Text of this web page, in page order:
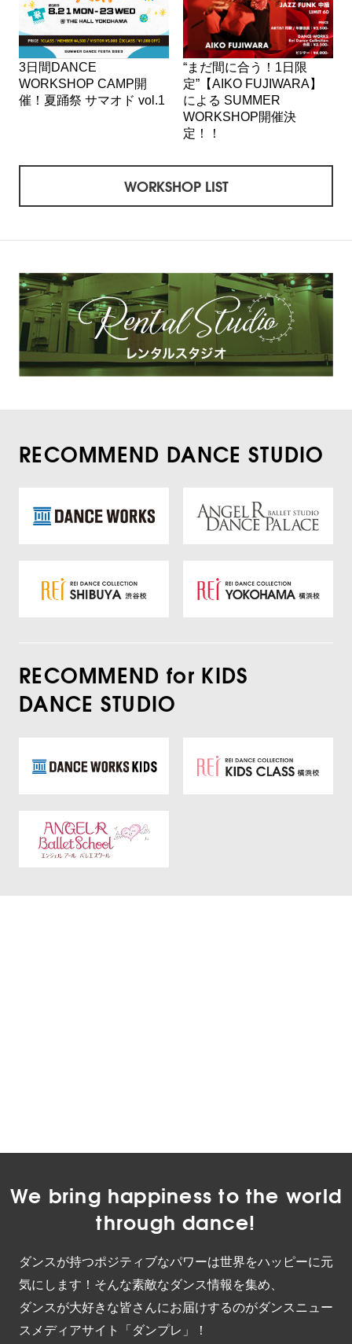
3日間DANCE
WORKSHOP CAMP開
催！夏踊祭 サマオド vol.1
“まだ間に合う！1日限
定”【AIKO FUJIWARA】
による SUMMER
WORKSHOP開催決
定！！
WORKSHOP LIST
RECOMMEND DANCE STUDIO
RECOMMEND for KIDS
DANCE STUDIO
We bring happiness to the world
through dance!
ダンスが持つポジティブなパワーは世界をハッピーに元
気にします！そんな素敵なダンス情報を集め、
ダンスが大好きな皆さんにお届けするのがダンスニュー
スメディアサイト「ダンプレ」！